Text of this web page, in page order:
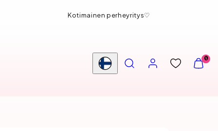
Ilmainen nouto myymälästä
Maa/alue
HAE
NÄYTÄ
0